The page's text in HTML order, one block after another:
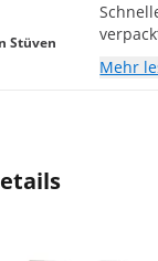
Stüven
Mehr